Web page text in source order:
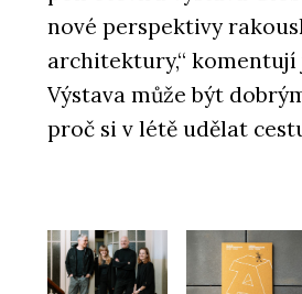
nové perspektivy
architektury,“
Výstava může být
proč si v létě udělat